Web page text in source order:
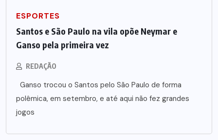
ESPORTES
Santos e São Paulo na vila opõe Neymar e
Ganso pela primeira vez
REDAÇÃO
Ganso trocou o Santos pelo São Paulo de forma
polêmica, em setembro, e até aqui não fez grandes
jogos